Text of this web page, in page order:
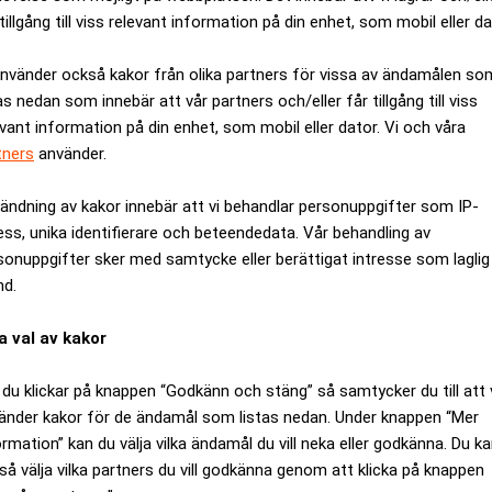
till viss relevant information på din enhet, som mobil eller
också kakor från olika partners för vissa av ändamålen
nedan som innebär att vår partners och/eller får tillgång till viss
information på din enhet, som mobil eller dator. Vi och våra
använder.
av kakor innebär att vi behandlar personuppgifter som IP-
unika identifierare och beteendedata. Vår behandling av
sker med samtycke eller berättigat intresse som laglig
val av kakor
klickar på knappen “Godkänn och stäng” så samtycker du till att
kakor för de ändamål som listas nedan. Under knappen “Mer
kan du välja vilka ändamål du vill neka eller godkänna. Du
välja vilka partners du vill godkänna genom att klicka på knappen
Oman. En månad senare återfanns den i Moskva – nu med
fortfarande kvar delar av Air Albanias målning.